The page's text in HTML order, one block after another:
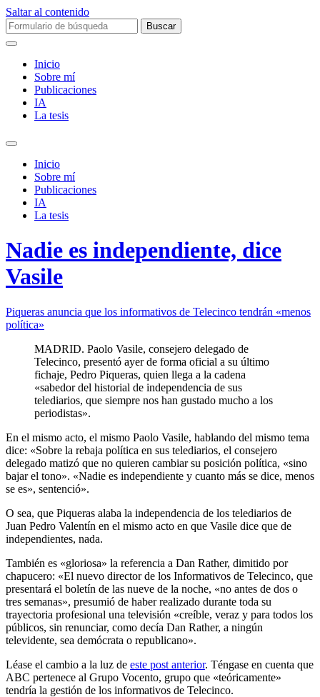
Saltar al contenido
Buscar:
Inicio
Sobre mí­
Publicaciones
IA
La tesis
Alternar
campo
búsqueda
Inicio
Sobre mí­
Publicaciones
IA
La tesis
Nadie es independiente, dice
Vasile
Piqueras anuncia que los informativos de Telecinco tendrán «menos
política»
MADRID. Paolo Vasile, consejero delegado de
Telecinco, presentó ayer de forma oficial a su último
fichaje, Pedro Piqueras, quien llega a la cadena
«sabedor del historial de independencia de sus
telediarios, que siempre nos han gustado mucho a los
periodistas».
En el mismo acto, el mismo Paolo Vasile, hablando del mismo tema
dice: «Sobre la rebaja política en sus telediarios, el consejero
delegado matizó que no quieren cambiar su posición política, «sino
bajar el tono». «Nadie es independiente y cuanto más se dice, menos
se es», sentenció».
O sea, que Piqueras alaba la independencia de los telediarios de
Juan Pedro Valentín en el mismo acto en que Vasile dice que de
independientes, nada.
También es «gloriosa» la referencia a Dan Rather, dimitido por
chapucero: «El nuevo director de los Informativos de Telecinco, que
presentará el boletín de las nueve de la noche, «no antes de dos o
tres semanas», presumió de haber realizado durante toda su
trayectoria profesional una televisión «creíble, veraz y para todos los
públicos, sin renunciar, como decía Dan Rather, a ningún
televidente, sea demócrata o republicano».
Léase el cambio a la luz de este post anterior. Téngase en cuenta que
ABC pertenece al Grupo Vocento, grupo que «teóricamente»
tendría la gestión de los informativos de Telecinco.